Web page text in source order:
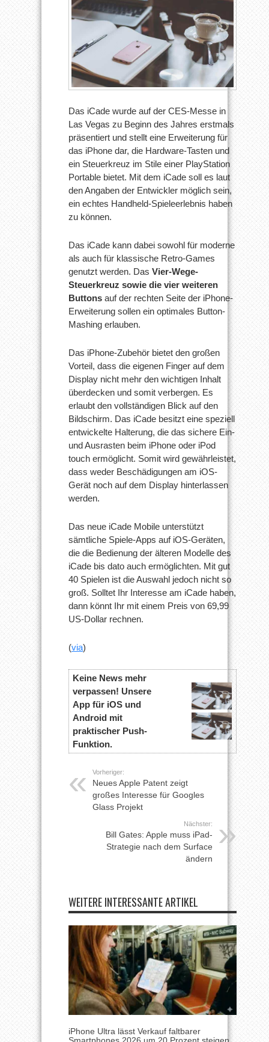
Das iCade wurde auf der CES-Messe in
Las Vegas zu Beginn des Jahres erstmals
präsentiert und stellt eine Erweiterung für
das iPhone dar, die Hardware-Tasten und
ein Steuerkreuz im Stile einer PlayStation
Portable bietet. Mit dem iCade soll es laut
den Angaben der Entwickler möglich sein,
ein echtes Handheld-Spieleerlebnis haben
zu können.
Das iCade kann dabei sowohl für moderne
als auch für klassische Retro-Games
genutzt werden. Das Vier-Wege-
Steuerkreuz sowie die vier weiteren
Buttons auf der rechten Seite der iPhone-
Erweiterung sollen ein optimales Button-
Mashing erlauben.
Das iPhone-Zubehör bietet den großen
Vorteil, dass die eigenen Finger auf dem
Display nicht mehr den wichtigen Inhalt
überdecken und somit verbergen. Es
erlaubt den vollständigen Blick auf den
Bildschirm. Das iCade besitzt eine speziell
entwickelte Halterung, die das sichere Ein-
und Ausrasten beim iPhone oder iPod
touch ermöglicht. Somit wird gewährleistet,
dass weder Beschädigungen am iOS-
Gerät noch auf dem Display hinterlassen
werden.
Das neue iCade Mobile unterstützt
sämtliche Spiele-Apps auf iOS-Geräten,
die die Bedienung der älteren Modelle des
iCade bis dato auch ermöglichten. Mit gut
40 Spielen ist die Auswahl jedoch nicht so
groß. Solltet Ihr Interesse am iCade haben,
dann könnt Ihr mit einem Preis von 69,99
US-Dollar rechnen.
(via)
Keine News mehr
verpassen! Unsere
App für iOS und
Android mit
praktischer Push-
Funktion.
Vorheriger:
Neues Apple Patent zeigt
großes Interesse für Googles
Glass Projekt
Nächster:
Bill Gates: Apple muss iPad-
Strategie nach dem Surface
ändern
WEITERE INTERESSANTE ARTIKEL
iPhone Ultra lässt Verkauf faltbarer